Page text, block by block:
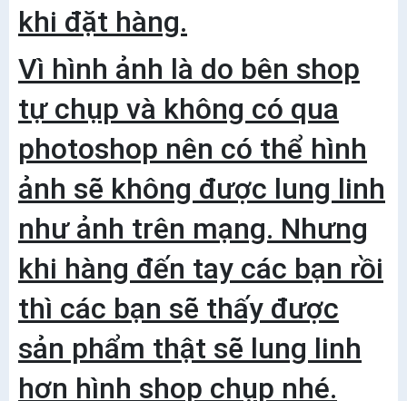
khi đặt hàng.
Vì hình ảnh là do bên shop
tự chụp và không có qua
photoshop nên có thể hình
ảnh sẽ không được lung linh
như ảnh trên mạng. Nhưng
khi hàng đến tay các bạn rồi
thì các bạn sẽ thấy được
sản phẩm thật sẽ lung linh
hơn hình shop chụp nhé.